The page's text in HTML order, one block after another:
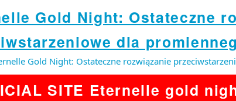
Gold Night: Ostateczne
dla
Gold Night: Ostateczne rozwiązanie
SITE Eternelle gold